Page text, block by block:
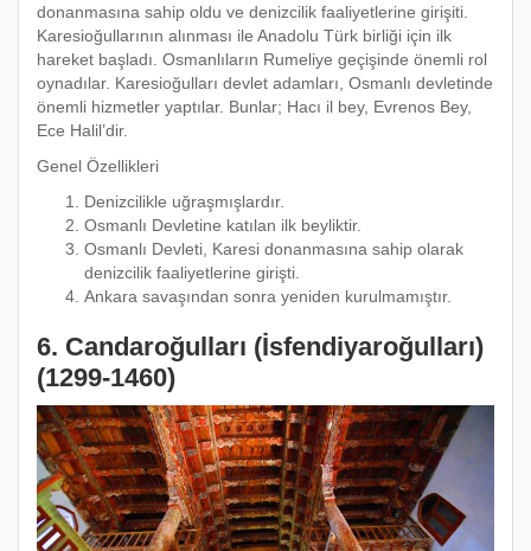
donanmasına sahip oldu ve denizcilik faaliyetlerine girişiti.
Karesioğullarının alınması ile Anadolu Türk birliği için ilk
hareket başladı. Osmanlıların Rumeliye geçişinde önemli rol
oynadılar. Karesioğulları devlet adamları, Osmanlı devletinde
önemli hizmetler yaptılar. Bunlar; Hacı il bey, Evrenos Bey,
Ece Halil’dir.
Genel Özellikleri
Denizcilikle uğraşmışlardır.
Osmanlı Devletine katılan ilk beyliktir.
Osmanlı Devleti, Karesi donanmasına sahip olarak
denizcilik faaliyetlerine girişti.
Ankara savaşından sonra yeniden kurulmamıştır.
6. Candaroğulları (İsfendiyaroğulları)
(1299-1460)